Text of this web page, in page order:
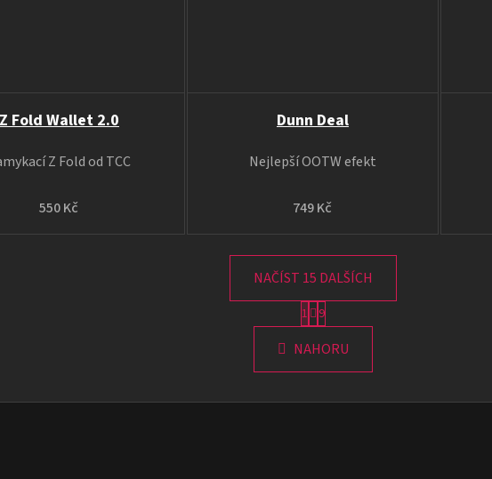
Fold Wallet 2.0
550 Kč
Z Fold od TCC
Dunn Deal
749 Kč
Nejlepší OOTW efekt
O
v
l
á
d
NAČÍST 15 DALŠÍCH
S
t
r
á
n
1 9
NAHORU